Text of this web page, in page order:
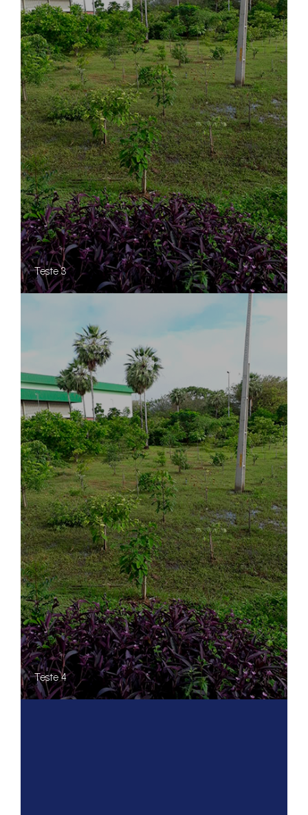
Teste 3
Teste 4